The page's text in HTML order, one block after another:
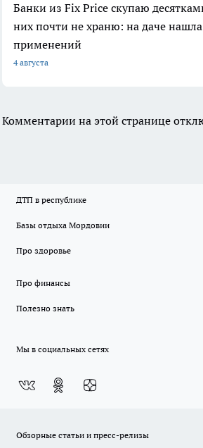
Банки из Fix Price скупаю
них почти не храню: на даче
применений
4 августа
Комментарии на этой странице
ДТП в республике
Базы отдыха Мордовии
Про здоровье
Про финансы
Полезно знать
Мы в социальных сетях
Обзорные статьи и пресс-релизы